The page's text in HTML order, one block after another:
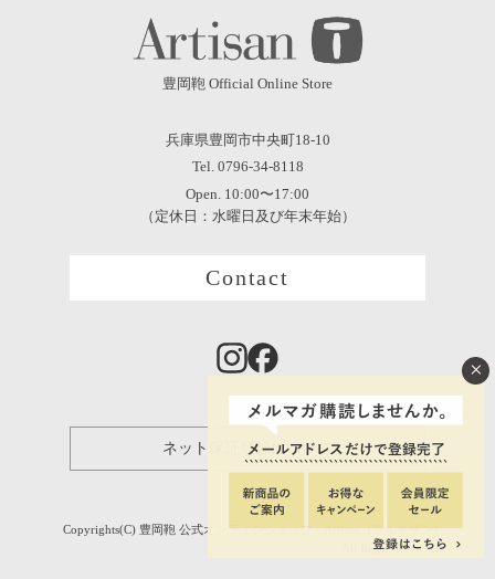
豊岡鞄 Official Online Store
兵庫県豊岡市中央町18-10
Tel. 0796-34-8118
Open. 10:00〜17:00
（定休日：水曜日及び年末年始）
Contact
ネット保証登録について
Copyrights(C) 豊岡鞄 公式オンラインショップ - Artisan［アルチザン］
All Rights Reserved.
×